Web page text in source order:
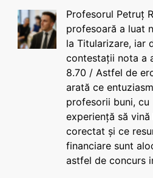
Profesorul Petruț
profesoară a luat
la Titularizare, iar
contestații nota a
8.70 / Astfel de
arată ce
profesorii buni, cu
experiență să vină
corectat și ce
financiare sunt
astfel de concurs